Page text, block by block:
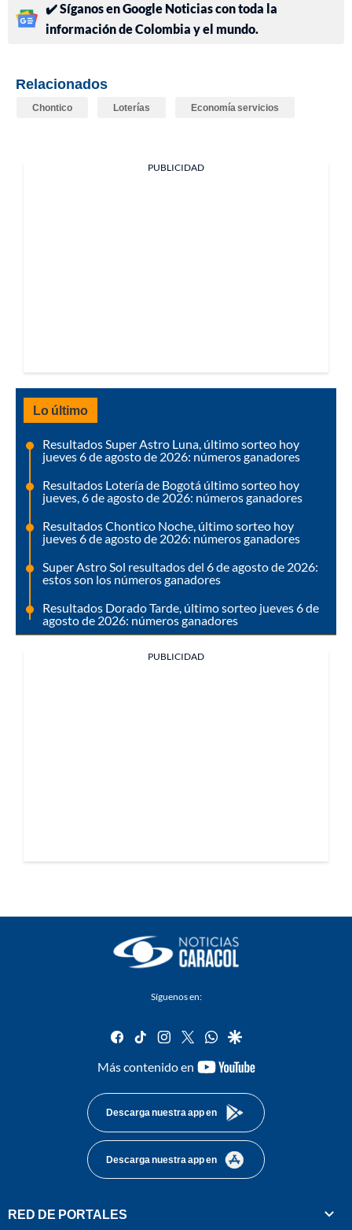
✔️ Síganos en Google Noticias con toda la
información de Colombia y el mundo.
Relacionados
Chontico Loterías Economía servicios
PUBLICIDAD
Lo último
Resultados Super Astro Luna, último sorteo hoy
jueves 6 de agosto de 2026: números ganadores
Resultados Lotería de Bogotá último sorteo hoy
jueves, 6 de agosto de 2026: números ganadores
Resultados Chontico Noche, último sorteo hoy
jueves 6 de agosto de 2026: números ganadores
Super Astro Sol resultados del 6 de agosto de 2026:
estos son los números ganadores
Resultados Dorado Tarde, último sorteo jueves 6 de
agosto de 2026: números ganadores
PUBLICIDAD
Síguenos en:
facebook
tiktok instagram
twitterwhatsapp
google
Más contenido en
youtube-
Descarga nuestra app en
Descarga nuestra app en
RED DE PORTALES